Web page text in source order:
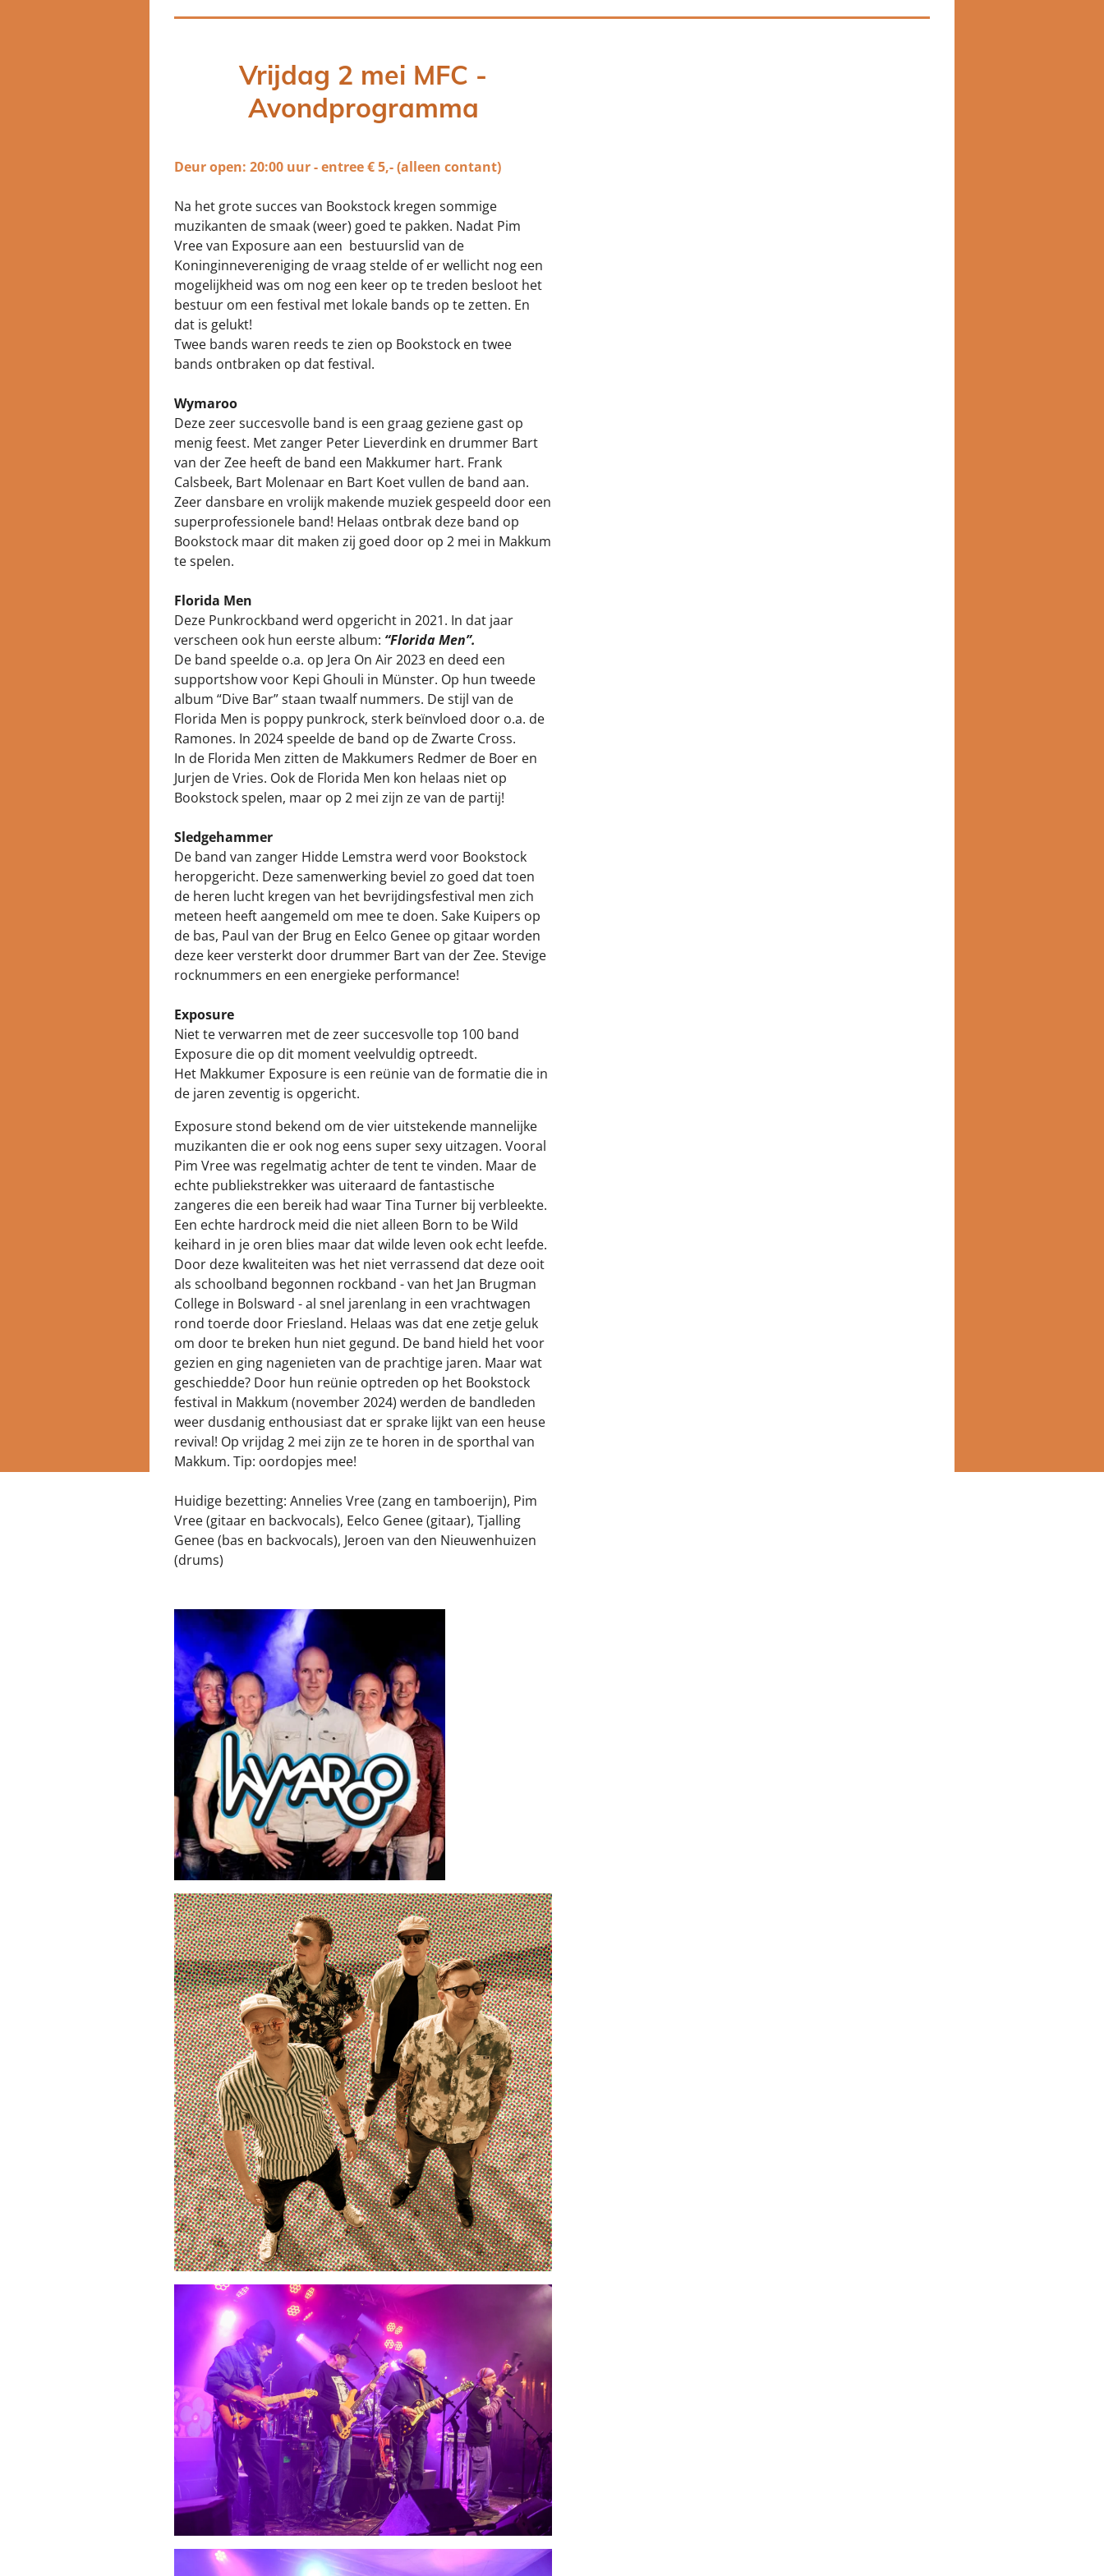
Vrijdag 2 mei MFC -
Avondprogramma
Deur open: 20:00 uur - entree € 5,- (alleen contant)
Na het grote succes van Bookstock kregen sommige
muzikanten de smaak (weer) goed te pakken. Nadat Pim
Vree van Exposure aan een bestuurslid van de
Koninginnevereniging de vraag stelde of er wellicht nog een
mogelijkheid was om nog een keer op te treden besloot het
bestuur om een festival met lokale bands op te zetten. En
dat is gelukt!
Twee bands waren reeds te zien op Bookstock en twee
bands ontbraken op dat festival.
Wymaroo
Deze zeer succesvolle band is een graag geziene gast op
menig feest. Met zanger Peter Lieverdink en drummer Bart
van der Zee heeft de band een Makkumer hart. Frank
Calsbeek, Bart Molenaar en Bart Koet vullen de band aan.
Zeer dansbare en vrolijk makende muziek gespeeld door een
superprofessionele band! Helaas ontbrak deze band op
Bookstock maar dit maken zij goed door op 2 mei in Makkum
te spelen.
Florida Men
Deze Punkrockband werd opgericht in 2021. In dat jaar
verscheen ook hun eerste album: “Florida Men”.
De band speelde o.a. op Jera On Air 2023 en deed een
supportshow voor Kepi Ghouli in Münster. Op hun tweede
album “Dive Bar” staan twaalf nummers. De stijl van de
Florida Men is poppy punkrock, sterk beïnvloed door o.a. de
Ramones. In 2024 speelde de band op de Zwarte Cross.
In de Florida Men zitten de Makkumers Redmer de Boer en
Jurjen de Vries. Ook de Florida Men kon helaas niet op
Bookstock spelen, maar op 2 mei zijn ze van de partij!
Sledgehammer
De band van zanger Hidde Lemstra werd voor Bookstock
heropgericht. Deze samenwerking beviel zo goed dat toen
de heren lucht kregen van het bevrijdingsfestival men zich
meteen heeft aangemeld om mee te doen. Sake Kuipers op
de bas, Paul van der Brug en Eelco Genee op gitaar worden
deze keer versterkt door drummer Bart van der Zee. Stevige
rocknummers en een energieke performance!
Exposure
Niet te verwarren met de zeer succesvolle top 100 band
Exposure die op dit moment veelvuldig optreedt.
Het Makkumer Exposure is een reünie van de formatie die in
de jaren zeventig is opgericht.
Exposure stond bekend om de vier uitstekende mannelijke
muzikanten die er ook nog eens super sexy uitzagen. Vooral
Pim Vree was regelmatig achter de tent te vinden. Maar de
echte publiekstrekker was uiteraard de fantastische
zangeres die een bereik had waar Tina Turner bij verbleekte.
Een echte hardrock meid die niet alleen Born to be Wild
keihard in je oren blies maar dat wilde leven ook echt leefde.
Door deze kwaliteiten was het niet verrassend dat deze ooit
als schoolband begonnen rockband - van het Jan Brugman
College in Bolsward - al snel jarenlang in een vrachtwagen
rond toerde door Friesland. Helaas was dat ene zetje geluk
om door te breken hun niet gegund. De band hield het voor
gezien en ging nagenieten van de prachtige jaren. Maar wat
geschiedde? Door hun reünie optreden op het Bookstock
festival in Makkum (november 2024) werden de bandleden
weer dusdanig enthousiast dat er sprake lijkt van een heuse
revival! Op vrijdag 2 mei zijn ze te horen in de sporthal van
Makkum. Tip: oordopjes mee!
Huidige bezetting: Annelies Vree (zang en tamboerijn), Pim
Vree (gitaar en backvocals), Eelco Genee (gitaar), Tjalling
Genee (bas en backvocals), Jeroen van den Nieuwenhuizen
(drums)